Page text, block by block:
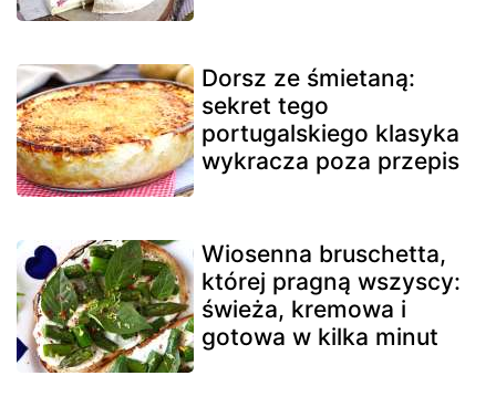
Dorsz ze śmietaną:
sekret tego
portugalskiego klasyka
wykracza poza przepis
Wiosenna bruschetta,
której pragną wszyscy:
świeża, kremowa i
gotowa w kilka minut